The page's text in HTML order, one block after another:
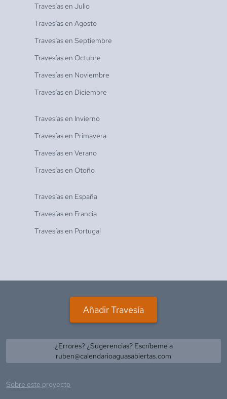
Travesías en Julio
Travesías en Agosto
Travesías en Septiembre
Travesías en Octubre
Travesías en Noviembre
Travesías en Diciembre
Travesías en Invierno
Travesías en Primavera
Travesías en Verano
Travesías en Otoño
Travesías en España
Travesías en Francia
Travesías en Portugal
Añadir Travesía
¿Errores? ¿Sugerencias? Escríbeme a
ruben@calendarioaguasabiertas.com
Sobre este proyecto